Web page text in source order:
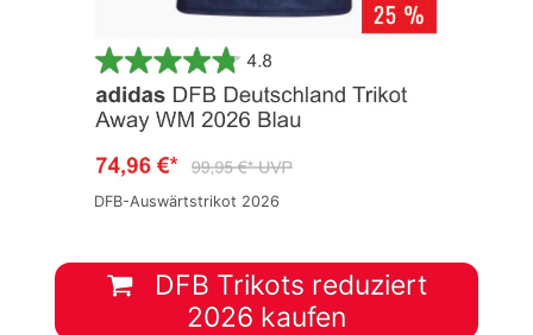
DFB-Auswärtstrikot 2026
DFB Trikots reduziert
2026 kaufen